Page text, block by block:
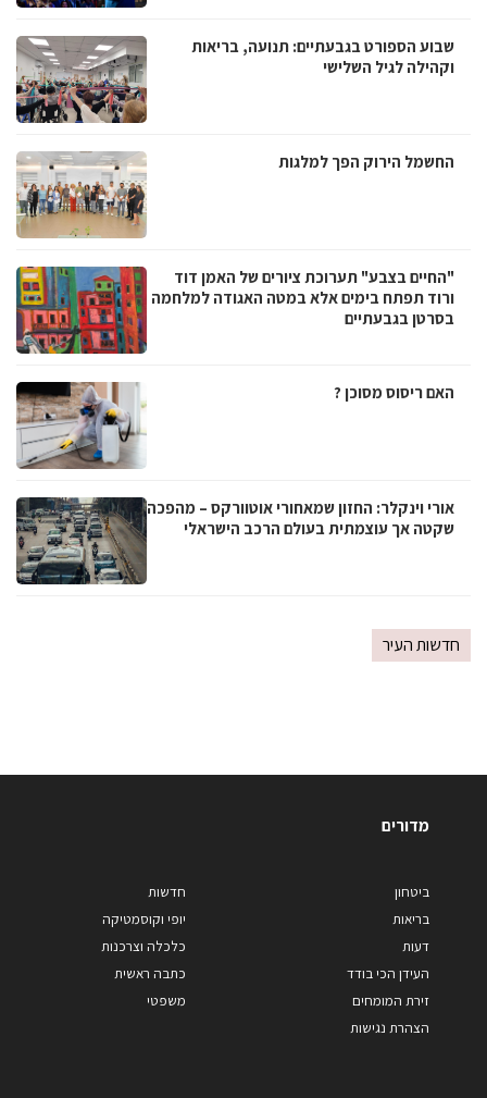
שבוע הספורט בגבעתיים: תנועה, בריאות
וקהילה לגיל השלישי
החשמל הירוק הפך למלגות
"החיים בצבע" תערוכת ציורים של האמן דוד
ורוד תפתח בימים אלא במטה האגודה למלחמה
בסרטן בגבעתיים
האם ריסוס מסוכן ?
אורי וינקלר: החזון שמאחורי אוטוורקס – מהפכה
שקטה אך עוצמתית בעולם הרכב הישראלי
חדשות העיר
מדורים
ביטחון
בריאות
דעות
העידן הכי בודד
זירת המומחים
הצהרת נגישות
חדשות
יופי וקוסמטיקה
כלכלה וצרכנות
כתבה ראשית
משפטי